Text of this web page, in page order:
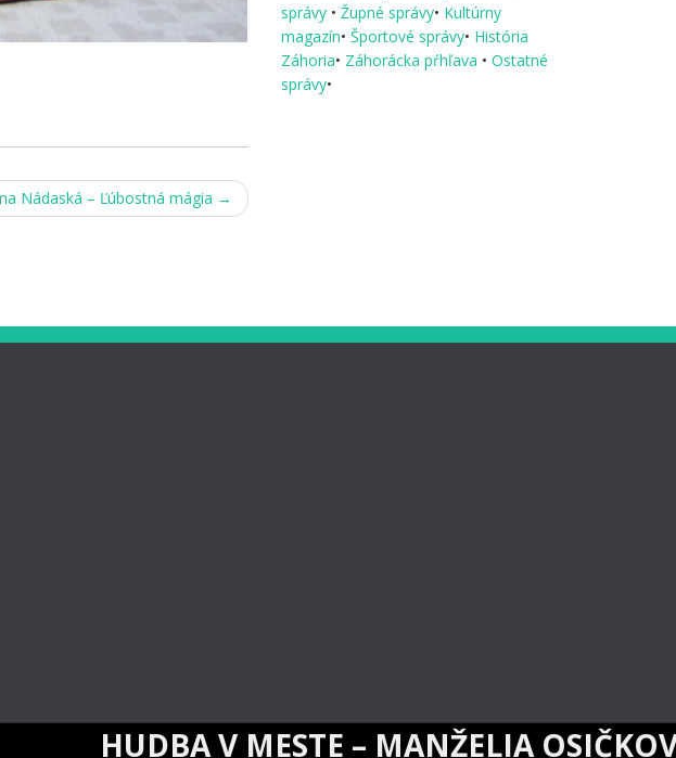
Nádaská – Ľúbostná mágia →
správy • Župné správy• Kultúrny
magazín• Športové správy• História
Záhoria• Záhorácka pŕhľava • Ostatné
správy•
V MESTE – MANŽELIA OSIČKOVI